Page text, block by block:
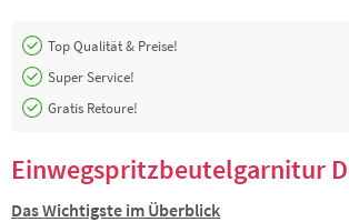
Top Qualität & Preise!
Super Service!
Gratis Retoure!
Einwegspritzbeutelgarnitur
Das Wichtigste im Überblick